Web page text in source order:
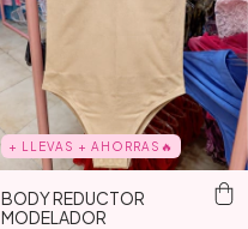
+ LLEVAS + AHORRAS🔥
BODY REDUCTOR
MODELADOR